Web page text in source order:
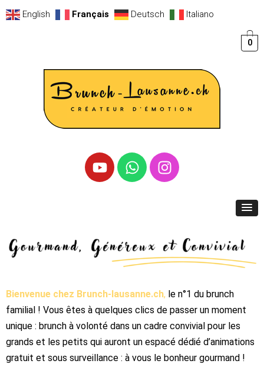
English Français Deutsch Italiano
0
Bienvenue chez Brunch-lausanne.ch, le n°1 du brunch
familial ! Vous êtes à quelques clics de passer un moment
unique : brunch à volonté dans un cadre convivial pour les
grands et les petits qui auront un espacé dédié d’animations
gratuit et sous surveillance : à vous le bonheur gourmand !